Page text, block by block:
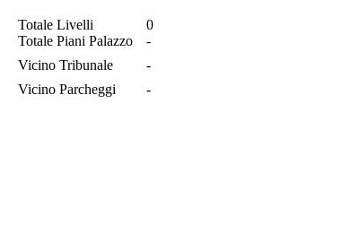
Totale Livelli
0
Totale Piani Palazzo
-
Vicino Tribunale
-
Vicino Parcheggi
-